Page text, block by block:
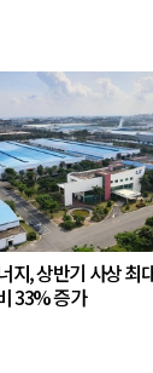
지, 상반기 사상 최
33% 증가